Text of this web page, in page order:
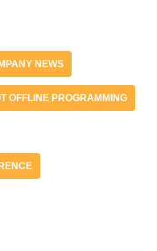
NEWS
OFFLINE PROGRAMMING